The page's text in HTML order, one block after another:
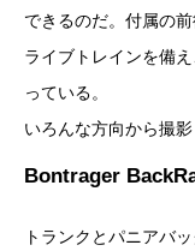
できるのだ。付属の
ライブトレインを備
っている。
いろんな方向から撮
Bontrager
トランクとパニアバ